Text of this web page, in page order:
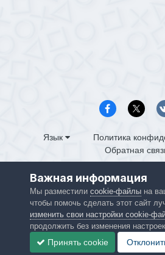
Язык
Политика
Обратная
Powered by Invision
Важная информация
Мы разместили cookie-файлына
чтобы помочь сделать этот сайт
изменить свои настройки cookie-
продолжить без изменения настроек.
Принять cookie